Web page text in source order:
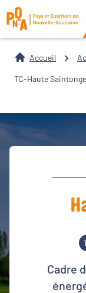
Accueil
TC-Haute Saintonge
Cadre